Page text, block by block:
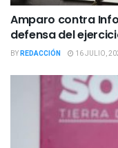
Amparo contra
defensa del
BYREDACCIÓN 16 JULIO,